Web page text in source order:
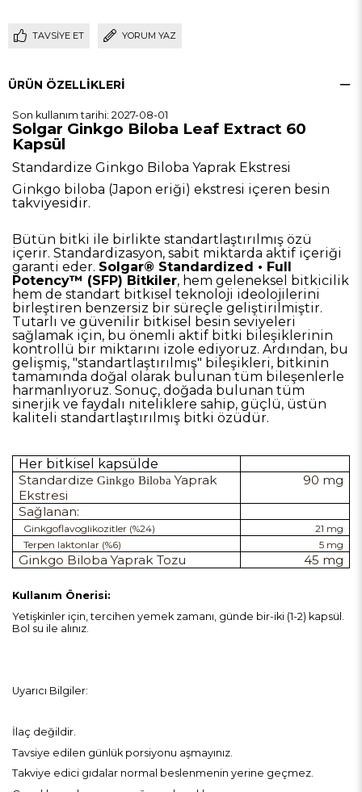
TAVSIYE ET YORUM YAZ
ÜRÜN ÖZELLIKLERI
Son kullanım tarihi: 2027-08-01
Solgar Ginkgo Biloba Leaf Extract 60
Kapsül
Standardize Ginkgo Biloba Yaprak Ekstresi
Ginkgo biloba (Japon eriği) ekstresi içeren besin
takviyesidir.
Bütün bitki ile birlikte standartlaştırılmış özü
içerir. Standardizasyon, sabit miktarda aktif içeriği
garanti eder. Solgar® Standardized • Full
Potency™ (SFP) Bitkiler, hem geleneksel bitkicilik
hem de standart bitkisel teknoloji ideolojilerini
birleştiren benzersiz bir süreçle geliştirilmiştir.
Tutarlı ve güvenilir bitkisel besin seviyeleri
sağlamak için, bu önemli aktif bitki bileşiklerinin
kontrollü bir miktarını izole ediyoruz. Ardından, bu
gelişmiş, "standartlaştırılmış" bileşikleri, bitkinin
tamamında doğal olarak bulunan tüm bileşenlerle
harmanlıyoruz. Sonuç, doğada bulunan tüm
sinerjik ve faydalı niteliklere sahip, güçlü, üstün
kaliteli standartlaştırılmış bitki özüdür.
Her bitkisel kapsülde
StandardizeGinkgo Biloba Yaprak
Ekstresi
90 mg
Sağlanan:
Ginkgoflavoglikozitler (%24)
21 mg
Terpen laktonlar (%6)
5 mg
Ginkgo Biloba Yaprak Tozu 45 mg
Kullanım Önerisi:
Yetişkinler için, tercihen yemek zamanı, günde bir-iki (1-2) kapsül.
Bol su ile alınız.
Uyarıcı Bilgiler:
İlaç değildir.
Tavsiye edilen günlük porsiyonu aşmayınız.
Takviye edici gıdalar normal beslenmenin yerine geçmez.